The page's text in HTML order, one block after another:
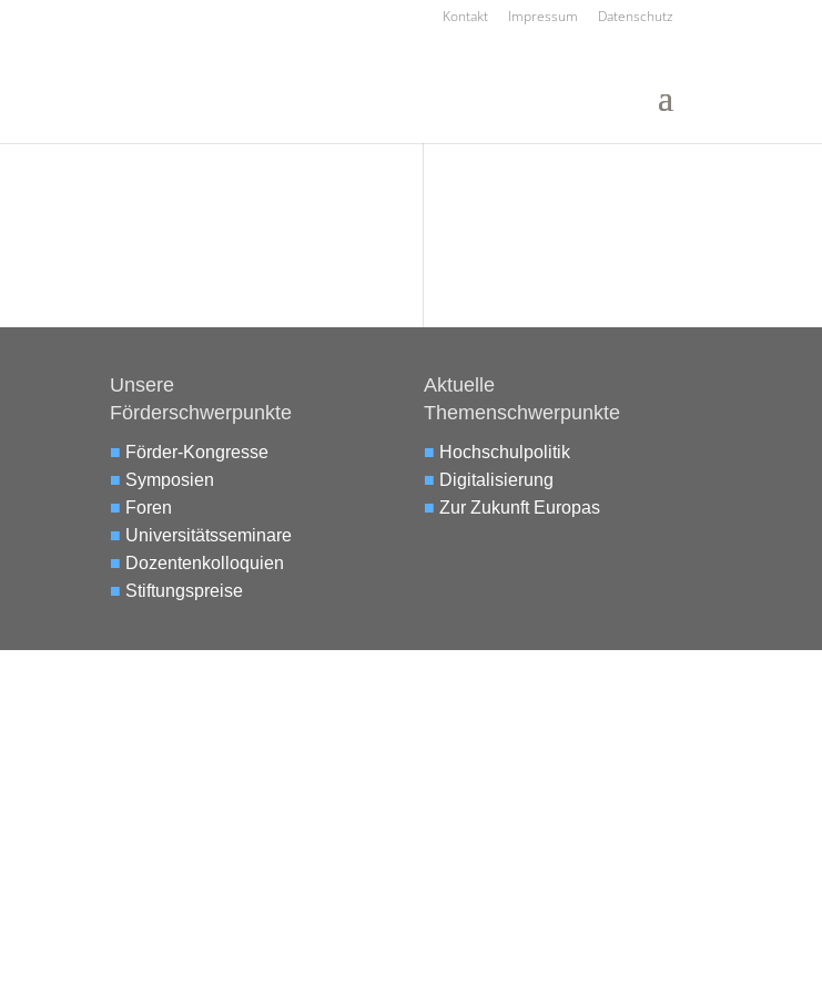
Kontakt Impressum Datenschutz
Unsere
Förderschwerpunkte
■ Förder-Kongresse
■ Symposien
■ Foren
■ Universitätsseminare
■ Dozentenkolloquien
■ Stiftungspreise
Aktuelle
Themenschwerpunkte
■ Hochschulpolitik
■ Digitalisierung
■ Zur Zukunft Europas